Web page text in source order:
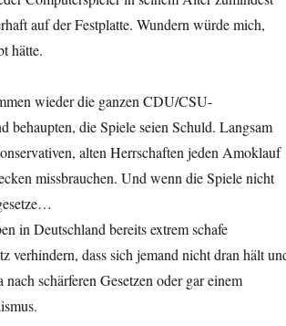
auf der Festplatte. Wundern würde mich,
hätte.
wieder die ganzen CDU/CSU-
behaupten, die Spiele seien Schuld. Langsam
alten Herrschaften jeden Amoklauf
missbrauchen. Und wenn die Spiele nicht
in Deutschland bereits extrem schafe
verhindern, dass sich jemand nicht dran hält
schärferen Gesetzen oder gar einem